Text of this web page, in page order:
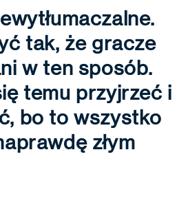
tak, że gracze
w ten sposób.
temu przyjrzeć i
bo to wszystko
złym